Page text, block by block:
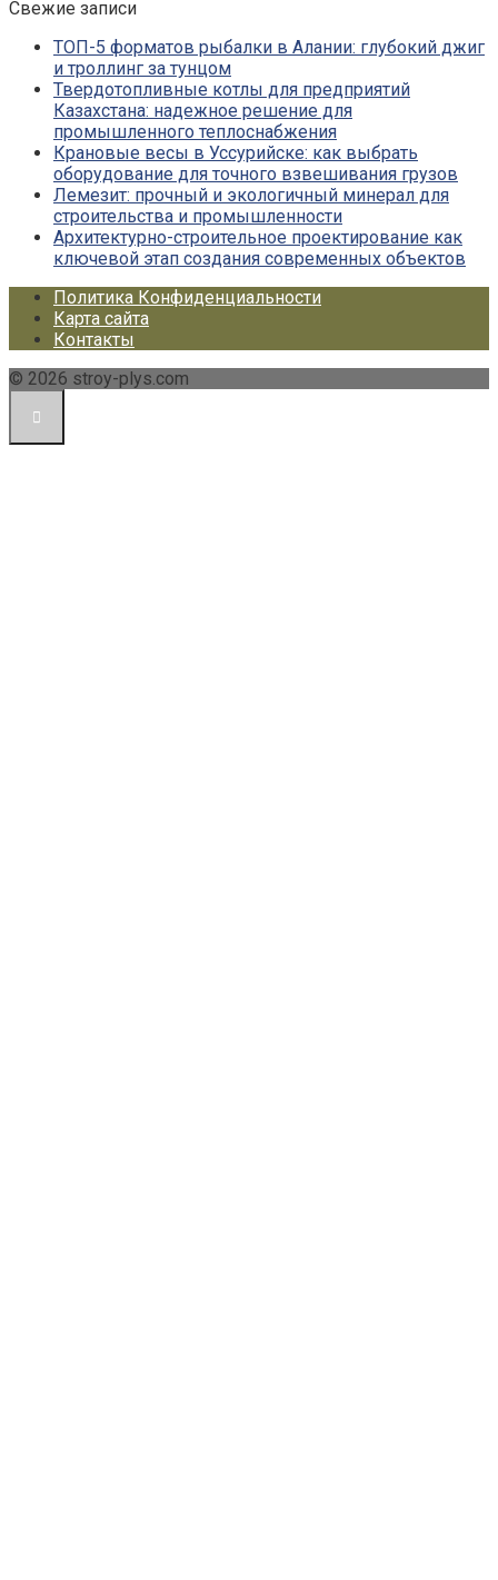
Свежие записи
ТОП-5 форматов рыбалки в Алании: глубокий джиг
и троллинг за тунцом
Твердотопливные котлы для предприятий
Казахстана: надежное решение для
промышленного теплоснабжения
Крановые весы в Уссурийске: как выбрать
оборудование для точного взвешивания грузов
Лемезит: прочный и экологичный минерал для
строительства и промышленности
Архитектурно-строительное проектирование как
ключевой этап создания современных объектов
Политика Конфиденциальности
Карта сайта
Контакты
© 2026 stroy-plys.com